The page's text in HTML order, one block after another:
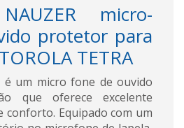
micro-
protetor para
TETRA
é um micro fone de ouvido
que oferece excelente
conforto. Equipado com um